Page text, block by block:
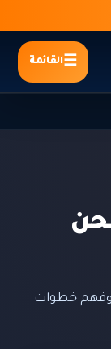
القائمة
وفهم خطوات